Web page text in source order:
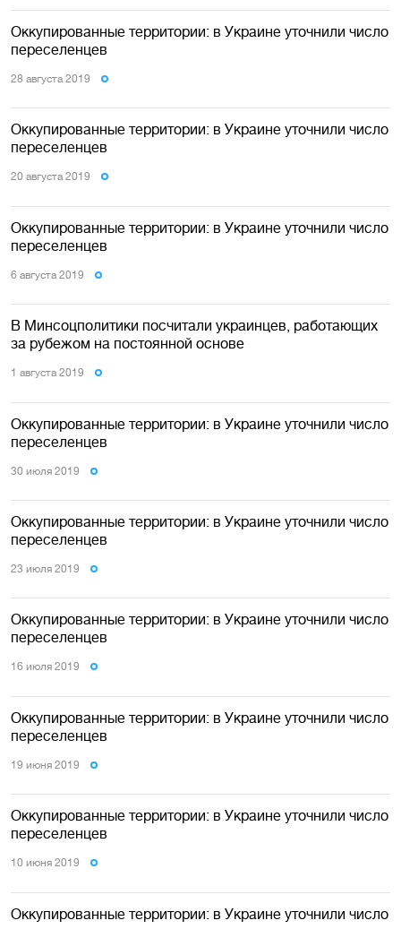
Оккупированные территории: в Украине уточнили число
переселенцев
28 августа 2019
Оккупированные территории: в Украине уточнили число
переселенцев
20 августа 2019
Оккупированные территории: в Украине уточнили число
переселенцев
6 августа 2019
В Минсоцполитики посчитали украинцев, работающих
за рубежом на постоянной основе
1 августа 2019
Оккупированные территории: в Украине уточнили число
переселенцев
30 июля 2019
Оккупированные территории: в Украине уточнили число
переселенцев
23 июля 2019
Оккупированные территории: в Украине уточнили число
переселенцев
16 июля 2019
Оккупированные территории: в Украине уточнили число
переселенцев
19 июня 2019
Оккупированные территории: в Украине уточнили число
переселенцев
10 июня 2019
Оккупированные территории: в Украине уточнили число